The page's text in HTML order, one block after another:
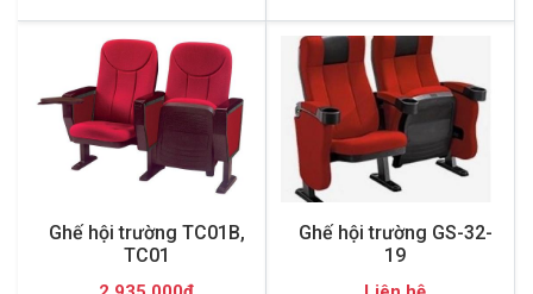
Ghế hội trường TC01B,
TC01
Ghế hội trường GS-32-
19